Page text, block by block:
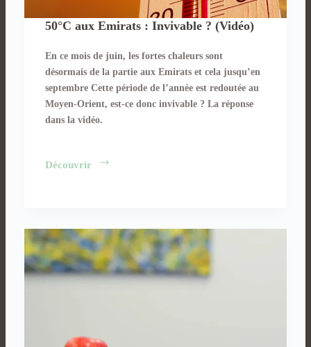
50°C aux Emirats : Invivable ? (Vidéo)
En ce mois de juin, les fortes chaleurs sont
désormais de la partie aux Emirats et cela jusqu’en
septembre Cette période de l’année est redoutée au
Moyen-Orient, est-ce donc invivable ? La réponse
dans la vidéo.
Découvrir
50°C
Invivable
?
(Vidéo)